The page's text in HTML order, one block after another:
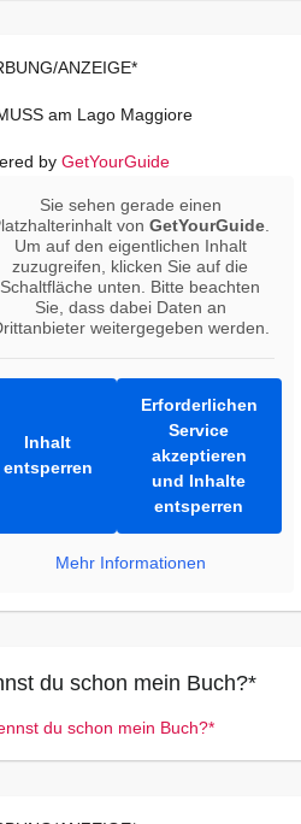
ANZEIGE*
am Lago Maggiore
by GetYourGuide
Sie sehen gerade einen
vonGetYourGuide
Um auf den eigentlichen Inhalt
zuzugreifen, klicken Sie auf die
Schaltfläche unten. Bitte beachten
Sie, dass dabei Daten an
weitergegeben werden.
Inhalt
entsperren
Erforderlichen
Service
akzeptieren
und Inhalte
entsperren
Mehr Informationen
du schon mein Buch?*